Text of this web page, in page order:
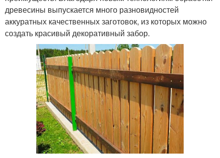
древесины выпускается много разновидностей
аккуратных качественных заготовок, из которых можно
создать красивый декоративный забор.